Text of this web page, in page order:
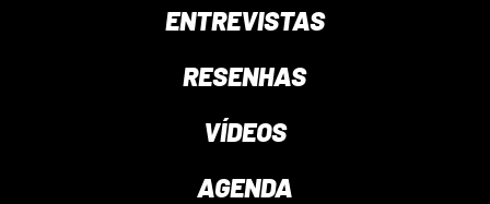
ENTREVISTAS
RESENHAS
VÍDEOS
AGENDA